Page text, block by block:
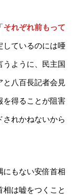
それぞれ前もって
しているのには唖
うように、民主国
と八百長記者会見
を得ることが阻害
されかねないから
にもない安倍首相
は嘘をつくこと